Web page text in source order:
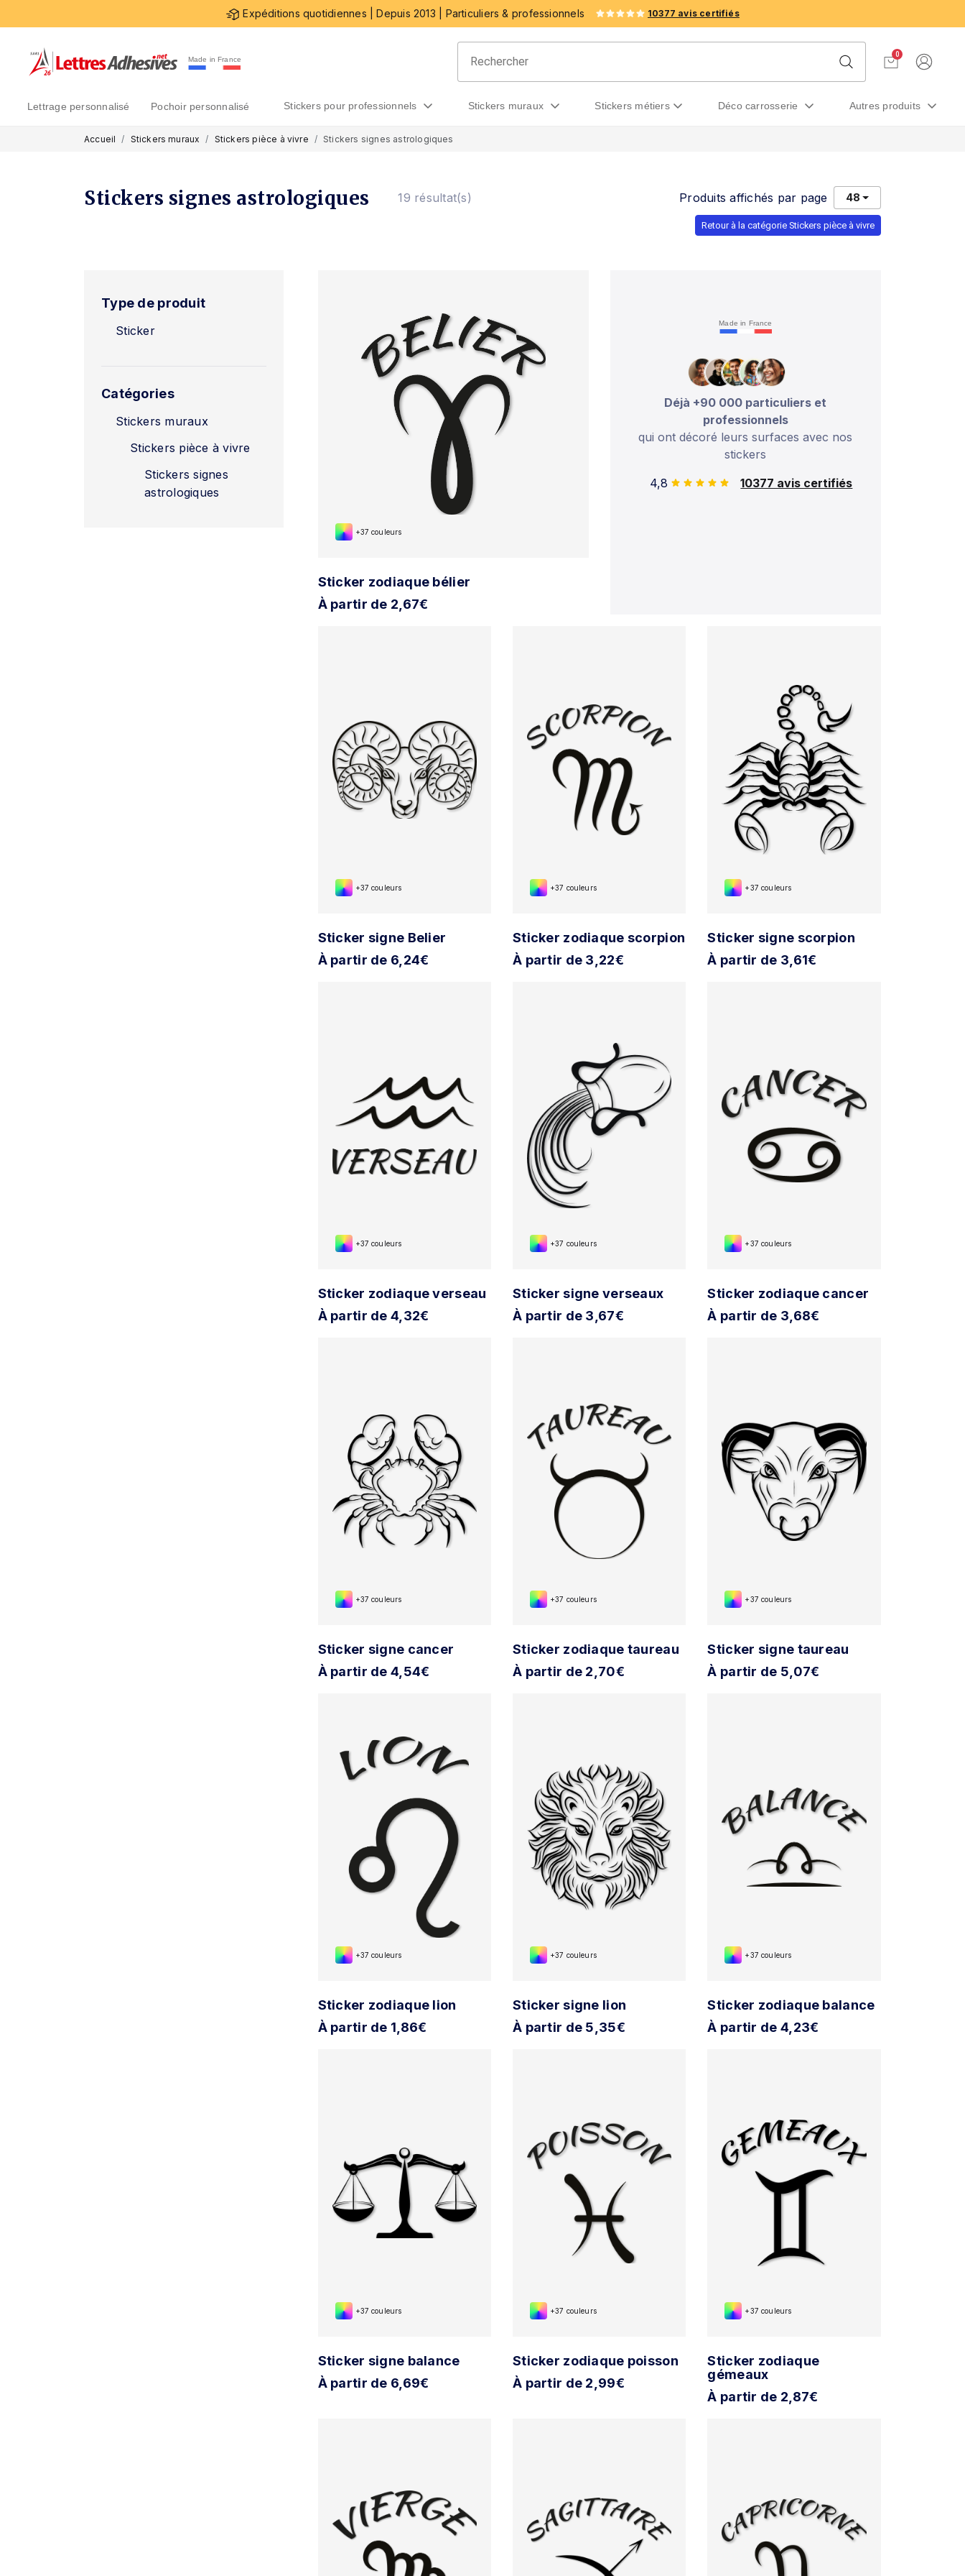
Expéditions quotidiennes | Depuis 2013 | Particuliers & professionnels 10377 avis certifiés
Made in France
0
lettrage personnalisé pochoir personnalisé stickers pour professionnels stickers muraux stickers métiers déco carrosserie autres produits
Accueil Stickers muraux Stickers pièce à vivre Stickers signes astrologiques
Stickers signes astrologiques 19 résultat(s) Produits affichés par page 48
Retour à la catégorie Stickers pièce à vivre
Type de produit
Sticker
Catégories
Stickers muraux
Stickers pièce à vivre
Stickers signes
astrologiques
+37 couleurs
Sticker zodiaque bélier
À partir de 2,67€
Made in France
Déjà +90 000 particuliers et
professionnels
qui ont décoré leurs surfaces avec nos
stickers
4,8
10377 avis certifiés
+37 couleurs
Sticker signe Belier
À partir de 6,24€
+37 couleurs
Sticker zodiaque scorpion
À partir de 3,22€
+37 couleurs
Sticker signe scorpion
À partir de 3,61€
+37 couleurs
Sticker zodiaque verseau
À partir de 4,32€
+37 couleurs
Sticker signe verseaux
À partir de 3,67€
+37 couleurs
Sticker zodiaque cancer
À partir de 3,68€
+37 couleurs
Sticker signe cancer
À partir de 4,54€
+37 couleurs
Sticker zodiaque taureau
À partir de 2,70€
+37 couleurs
Sticker signe taureau
À partir de 5,07€
+37 couleurs
Sticker zodiaque lion
À partir de 1,86€
+37 couleurs
Sticker signe lion
À partir de 5,35€
+37 couleurs
Sticker zodiaque balance
À partir de 4,23€
+37 couleurs
Sticker signe balance
À partir de 6,69€
+37 couleurs
Sticker zodiaque poisson
À partir de 2,99€
+37 couleurs
Sticker zodiaque
gémeaux
À partir de 2,87€